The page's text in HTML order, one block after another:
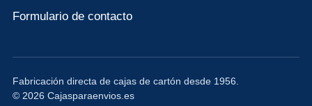
Formulario de contacto
Fabricación directa de cajas de cartón desde 1956.
© 2026 Cajasparaenvios.es